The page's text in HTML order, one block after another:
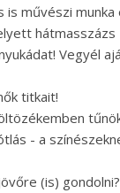
is művészi munka
hátmasszázs
Vegyél
titkait!
- a
(is) gondolni?